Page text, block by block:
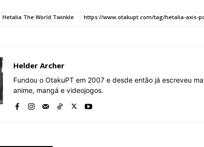
Hetalia The World Twinkle https://www.otakupt.com/tag/hetalia-axis-
Helder Archer
Fundou o OtakuPT em 2007 e desde então já escreveu
anime, mangá e videojogos.